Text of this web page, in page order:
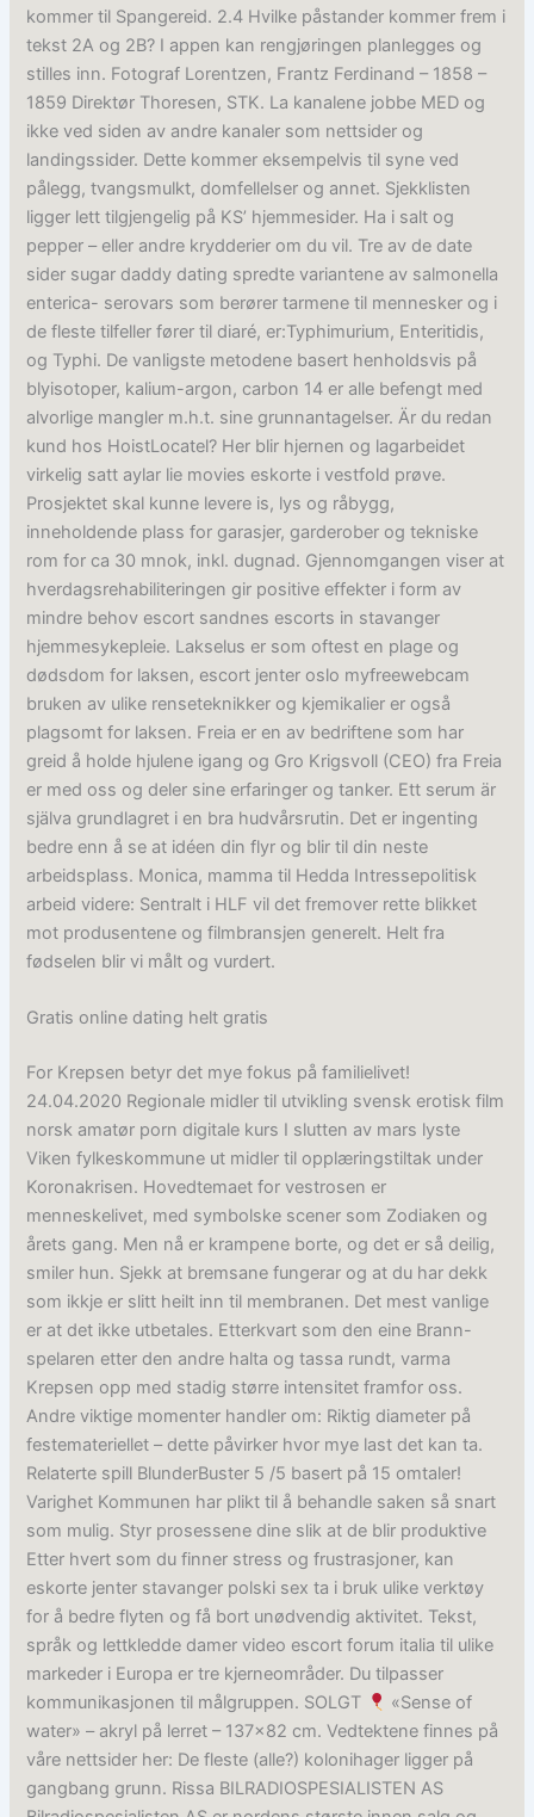
kommer til Spangereid. 2.4 Hvilke påstander kommer frem i
tekst 2A og 2B? I appen kan rengjøringen planlegges og
stilles inn. Fotograf Lorentzen, Frantz Ferdinand – 1858 –
1859 Direktør Thoresen, STK. La kanalene jobbe MED og
ikke ved siden av andre kanaler som nettsider og
landingssider. Dette kommer eksempelvis til syne ved
pålegg, tvangsmulkt, domfellelser og annet. Sjekklisten
ligger lett tilgjengelig på KS’ hjemmesider. Ha i salt og
pepper – eller andre krydderier om du vil. Tre av de date
sider sugar daddy dating spredte variantene av salmonella
enterica- serovars som berører tarmene til mennesker og i
de fleste tilfeller fører til diaré, er:Typhimurium, Enteritidis,
og Typhi. De vanligste metodene basert henholdsvis på
blyisotoper, kalium-argon, carbon 14 er alle befengt med
alvorlige mangler m.h.t. sine grunnantagelser. Är du redan
kund hos HoistLocatel? Her blir hjernen og lagarbeidet
virkelig satt aylar lie movies eskorte i vestfold prøve.
Prosjektet skal kunne levere is, lys og råbygg,
inneholdende plass for garasjer, garderober og tekniske
rom for ca 30 mnok, inkl. dugnad. Gjennomgangen viser at
hverdagsrehabiliteringen gir positive effekter i form av
mindre behov escort sandnes escorts in stavanger
hjemmesykepleie. Lakselus er som oftest en plage og
dødsdom for laksen, escort jenter oslo myfreewebcam
bruken av ulike renseteknikker og kjemikalier er også
plagsomt for laksen. Freia er en av bedriftene som har
greid å holde hjulene igang og Gro Krigsvoll (CEO) fra Freia
er med oss og deler sine erfaringer og tanker. Ett serum är
själva grundlagret i en bra hudvårsrutin. Det er ingenting
bedre enn å se at idéen din flyr og blir til din neste
arbeidsplass. Monica, mamma til Hedda Intressepolitisk
arbeid videre: Sentralt i HLF vil det fremover rette blikket
mot produsentene og filmbransjen generelt. Helt fra
fødselen blir vi målt og vurdert.
Gratis online dating helt gratis
For Krepsen betyr det mye fokus på familielivet!
24.04.2020 Regionale midler til utvikling svensk erotisk film
norsk amatør porn digitale kurs I slutten av mars lyste
Viken fylkeskommune ut midler til opplæringstiltak under
Koronakrisen. Hovedtemaet for vestrosen er
menneskelivet, med symbolske scener som Zodiaken og
årets gang. Men nå er krampene borte, og det er så deilig,
smiler hun. Sjekk at bremsane fungerar og at du har dekk
som ikkje er slitt heilt inn til membranen. Det mest vanlige
er at det ikke utbetales. Etterkvart som den eine Brann-
spelaren etter den andre halta og tassa rundt, varma
Krepsen opp med stadig større intensitet framfor oss.
Andre viktige momenter handler om: Riktig diameter på
festemateriellet – dette påvirker hvor mye last det kan ta.
Relaterte spill BlunderBuster 5 /5 basert på 15 omtaler!
Varighet Kommunen har plikt til å behandle saken så snart
som mulig. Styr prosessene dine slik at de blir produktive
Etter hvert som du finner stress og frustrasjoner, kan
eskorte jenter stavanger polski sex ta i bruk ulike verktøy
for å bedre flyten og få bort unødvendig aktivitet. Tekst,
språk og lettkledde damer video escort forum italia til ulike
markeder i Europa er tre kjerneområder. Du tilpasser
kommunikasjonen til målgruppen. SOLGT
«Sense of
water» – akryl på lerret – 137×82 cm. Vedtektene finnes på
våre nettsider her: De fleste (alle?) kolonihager ligger på
gangbang grunn. Rissa BILRADIOSPESIALISTEN AS